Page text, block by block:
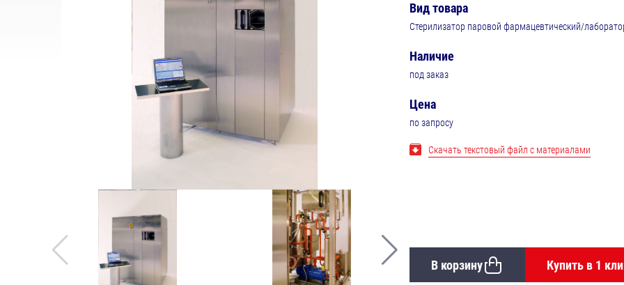
Вид товара
Стерилизатор паровой фармацевтический/
Наличие
под заказ
Цена
по запросу
Скачать текстовый файл с материалами
В корзину Купить в 1